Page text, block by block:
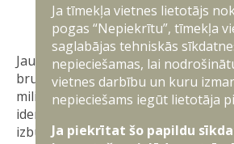
Par pretmobilitātes
likumu
Jau ziņots, ka Aizsardzības
bruņotie spēki, īstenojot Latvijas
militārās stiprināšanas un
identificējuši, ka
izbūvei būs nepieciešami dažāda
Ja tīmekļa vietnes lietotājs
pogas “Nepiekrītu”, tīmekļa
saglabājas tehniskās
nepieciešamas, lai
vietnes darbību un kuru
nepieciešams iegūt lietotāja
Ja piekrītat šo papildu